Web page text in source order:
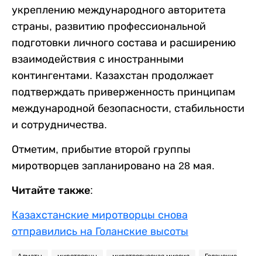
укреплению международного авторитета
страны, развитию профессиональной
подготовки личного состава и расширению
взаимодействия с иностранными
контингентами. Казахстан продолжает
подтверждать приверженность принципам
международной безопасности, стабильности
и сотрудничества.
Отметим, прибытие второй группы
миротворцев запланировано на 28 мая.
Читайте также:
Казахстанские миротворцы снова
отправились на Голанские высоты